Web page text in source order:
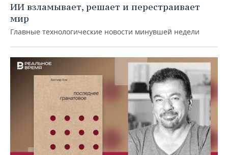
ИИ взламывает, решает и перестраивает
мир
Главные технологические новости минувшей недели